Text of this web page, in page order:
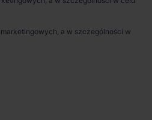
a w szczególności w